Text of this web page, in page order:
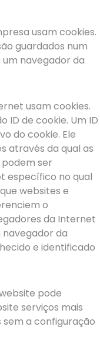
usam cookies.
guardados num
navegador da
usam cookies.
ID de cookie. Um ID
do cookie. Ele
através da qual as
ser
específico no qual
websites e
o
da Internet
da
e identificado
pode
serviços mais
sem a configuração